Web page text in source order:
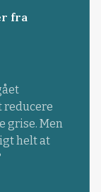
fra
reducere
grise. Men
helt at